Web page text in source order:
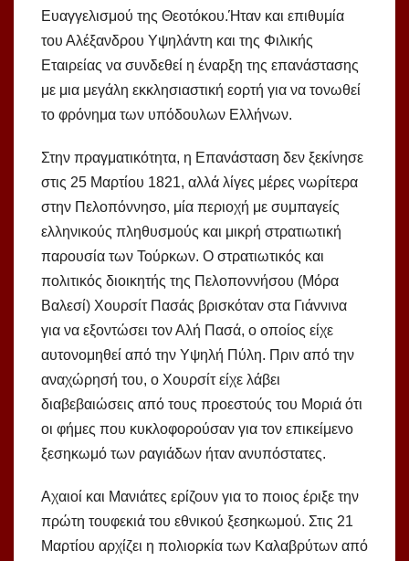
Ευαγγελισμού της Θεοτόκου.Ήταν και επιθυμία
του Αλέξανδρου Υψηλάντη και της Φιλικής
Εταιρείας να συνδεθεί η έναρξη της επανάστασης
με μια μεγάλη εκκλησιαστική εορτή για να τονωθεί
το φρόνημα των υπόδουλων Ελλήνων.
Στην πραγματικότητα, η Επανάσταση δεν ξεκίνησε
στις 25 Μαρτίου 1821, αλλά λίγες μέρες νωρίτερα
στην Πελοπόννησο, μία περιοχή με συμπαγείς
ελληνικούς πληθυσμούς και μικρή στρατιωτική
παρουσία των Τούρκων. Ο στρατιωτικός και
πολιτικός διοικητής της Πελοποννήσου (Μόρα
Βαλεσί) Χουρσίτ Πασάς βρισκόταν στα Γιάννινα
για να εξοντώσει τον Αλή Πασά, ο οποίος είχε
αυτονομηθεί από την Υψηλή Πύλη. Πριν από την
αναχώρησή του, ο Χουρσίτ είχε λάβει
διαβεβαιώσεις από τους προεστούς του Μοριά ότι
οι φήμες που κυκλοφορούσαν για τον επικείμενο
ξεσηκωμό των ραγιάδων ήταν ανυπόστατες.
Αχαιοί και Μανιάτες ερίζουν για το ποιος έριξε την
πρώτη τουφεκιά του εθνικού ξεσηκωμού. Στις 21
Μαρτίου αρχίζει η πολιορκία των Καλαβρύτων από